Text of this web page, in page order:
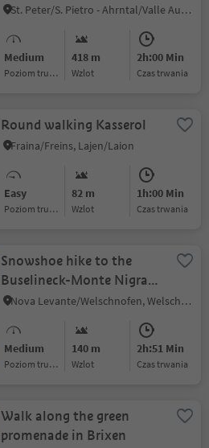
St. Peter/S. Pietro - Ahrntal/Valle Aurina, Sand in Taufers/Campo Tures, Ahrntal/Valle Aurina
Medium
Poziom trudności
418 m
Wzlot
2h:00 Min
czas trwania
Round walking Kasserol
Fraina/Freins, Lajen/Laion
Easy
Poziom trudności
82 m
Wzlot
1h:00 Min
czas trwania
Snowshoe hike to the
Buselineck-Monte Nigra
in Welschnofen | Nova
Nova Levante/Welschnofen, Welschnofen/Nova Levante, Dolomites Region Eggental
Medium
Poziom trudności
140 m
Wzlot
2h:51 Min
czas trwania
Walk along the green
promenade in Brixen